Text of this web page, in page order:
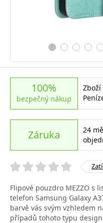
100%
bezpečný nákup
Záruka
24
Flipové pouzdro MEZZO s
telefon Samsung Galaxy
barvě vás svým vzhledem
případů tohoto typu